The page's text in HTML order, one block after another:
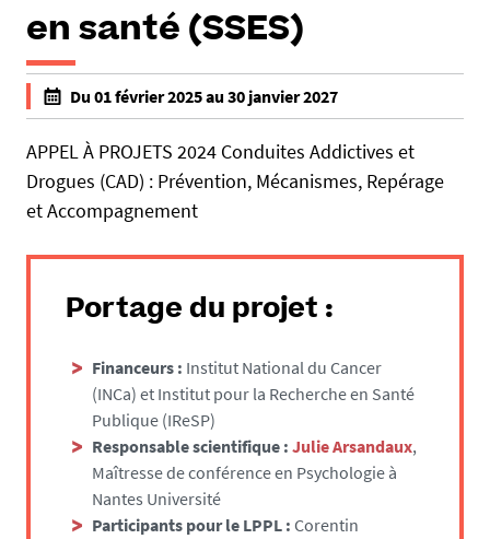
en santé (SSES)
h
t
p
s
:
Du 01 février 2025 au 30 janvier 2027
f
a
l
f
APPEL À PROJETS 2024 Conduites Addictives et
Drogues (CAD) : Prévention, Mécanismes, Repérage
et Accompagnement
Portage du projet :
Financeurs : Institut National du Cancer
(INCa) et Institut pour la Recherche en Santé
Publique (IReSP)
Responsable scientifique : Julie Arsandaux,
Maîtresse de conférence en Psychologie à
Nantes Université
Participants pour le LPPL : Corentin